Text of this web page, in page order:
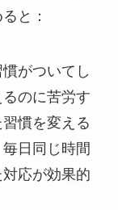
と：
がついてし
のに苦労す
慣を変える
日同じ時間
応が効果的